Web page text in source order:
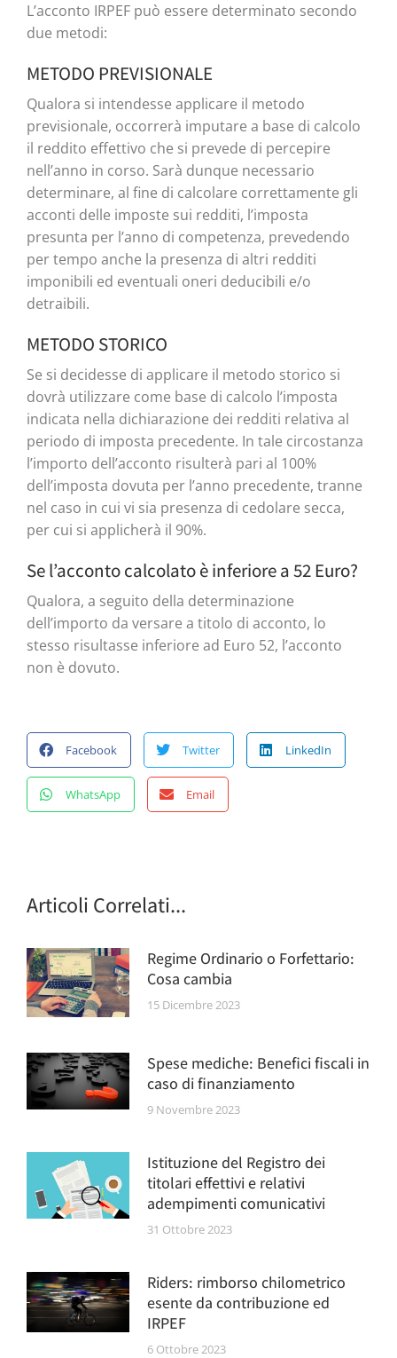
L’acconto IRPEF può essere determinato secondo
due metodi:
METODO PREVISIONALE
Qualora si intendesse applicare il metodo
previsionale, occorrerà imputare a base di calcolo
il reddito effettivo che si prevede di percepire
nell’anno in corso. Sarà dunque necessario
determinare, al fine di calcolare correttamente gli
acconti delle imposte sui redditi, l’imposta
presunta per l’anno di competenza, prevedendo
per tempo anche la presenza di altri redditi
imponibili ed eventuali oneri deducibili e/o
detraibili.
METODO STORICO
Se si decidesse di applicare il metodo storico si
dovrà utilizzare come base di calcolo l’imposta
indicata nella dichiarazione dei redditi relativa al
periodo di imposta precedente. In tale circostanza
l’importo dell’acconto risulterà pari al 100%
dell’imposta dovuta per l’anno precedente, tranne
nel caso in cui vi sia presenza di cedolare secca,
per cui si applicherà il 90%.
Se l’acconto calcolato è inferiore a 52 Euro?
Qualora, a seguito della determinazione
dell’importo da versare a titolo di acconto, lo
stesso risultasse inferiore ad Euro 52, l’acconto
non è dovuto.
Facebook Twitter LinkedIn
WhatsApp Email
Articoli Correlati...
Regime Ordinario o Forfettario:
Cosa cambia
15 Dicembre 2023
Spese mediche: Benefici fiscali in
caso di finanziamento
9 Novembre 2023
Istituzione del Registro dei
titolari effettivi e relativi
adempimenti comunicativi
31 Ottobre 2023
Riders: rimborso chilometrico
esente da contribuzione ed
IRPEF
6 Ottobre 2023